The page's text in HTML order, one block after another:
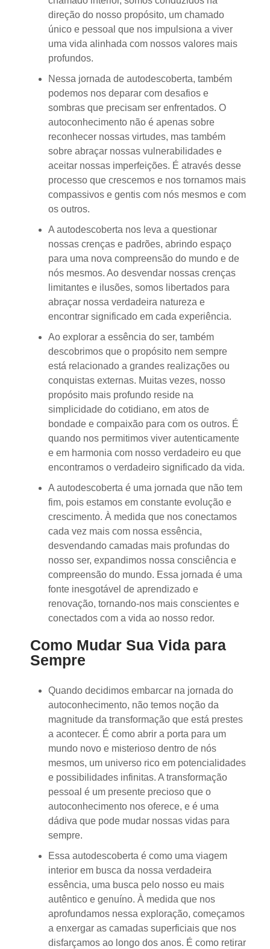
direção do nosso propósito, um chamado
único e pessoal que nos impulsiona a viver
uma vida alinhada com nossos valores mais
profundos.
Nessa jornada de autodescoberta, também
podemos nos deparar com desafios e
sombras que precisam ser enfrentados. O
autoconhecimento não é apenas sobre
reconhecer nossas virtudes, mas também
sobre abraçar nossas vulnerabilidades e
aceitar nossas imperfeições. É através desse
processo que crescemos e nos tornamos mais
compassivos e gentis com nós mesmos e com
os outros.
A autodescoberta nos leva a questionar
nossas crenças e padrões, abrindo espaço
para uma nova compreensão do mundo e de
nós mesmos. Ao desvendar nossas crenças
limitantes e ilusões, somos libertados para
abraçar nossa verdadeira natureza e
encontrar significado em cada experiência.
Ao explorar a essência do ser, também
descobrimos que o propósito nem sempre
está relacionado a grandes realizações ou
conquistas externas. Muitas vezes, nosso
propósito mais profundo reside na
simplicidade do cotidiano, em atos de
bondade e compaixão para com os outros. É
quando nos permitimos viver autenticamente
e em harmonia com nosso verdadeiro eu que
encontramos o verdadeiro significado da vida.
A autodescoberta é uma jornada que não tem
fim, pois estamos em constante evolução e
crescimento. À medida que nos conectamos
cada vez mais com nossa essência,
desvendando camadas mais profundas do
nosso ser, expandimos nossa consciência e
compreensão do mundo. Essa jornada é uma
fonte inesgotável de aprendizado e
renovação, tornando-nos mais conscientes e
conectados com a vida ao nosso redor.
Como Mudar Sua Vida para
Sempre
Quando decidimos embarcar na jornada do
autoconhecimento, não temos noção da
magnitude da transformação que está prestes
a acontecer. É como abrir a porta para um
mundo novo e misterioso dentro de nós
mesmos, um universo rico em potencialidades
e possibilidades infinitas. A transformação
pessoal é um presente precioso que o
autoconhecimento nos oferece, e é uma
dádiva que pode mudar nossas vidas para
sempre.
Essa autodescoberta é como uma viagem
interior em busca da nossa verdadeira
essência, uma busca pelo nosso eu mais
autêntico e genuíno. À medida que nos
aprofundamos nessa exploração, começamos
a enxergar as camadas superficiais que nos
disfarçamos ao longo dos anos. É como retirar